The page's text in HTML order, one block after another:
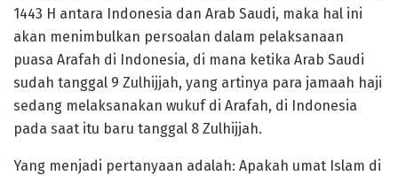
1443 H antara Indonesia dan Arab Saudi, maka hal ini
akan menimbulkan persoalan dalam pelaksanaan
puasa Arafah di Indonesia, di mana ketika Arab Saudi
sudah tanggal 9 Zulhijjah, yang artinya para jamaah haji
sedang melaksanakan wukuf di Arafah, di Indonesia
pada saat itu baru tanggal 8 Zulhijjah.
Yang menjadi pertanyaan adalah: Apakah umat Islam di